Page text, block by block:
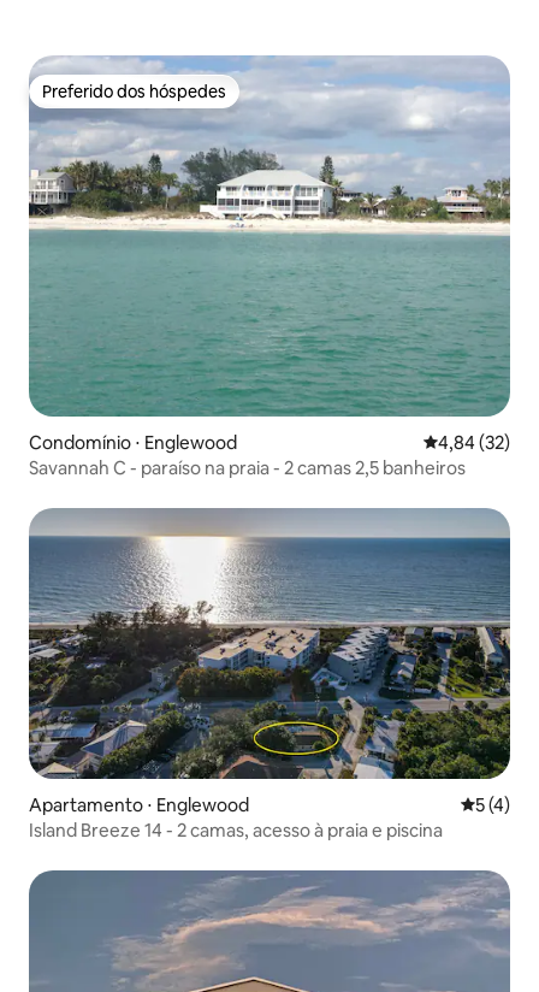
Preferido dos hóspedes
Preferido dos hóspedes
Condomínio ⋅ Englewood 4,84 de uma
4,84 (32)
Savannah C - paraíso na praia - 2 camas 2,5 banheiros
Apartamento ⋅ Englewood 5 de
5 (4)
Island Breeze 14 - 2 camas, acesso à praia e piscina